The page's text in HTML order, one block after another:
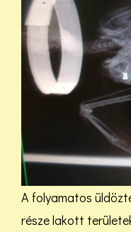
A folyamatos
része lakott